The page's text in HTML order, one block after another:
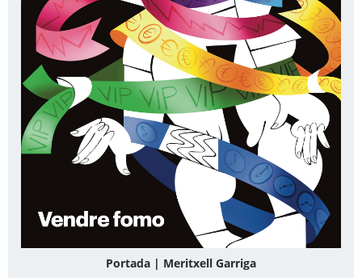
Portada | Meritxell Garriga